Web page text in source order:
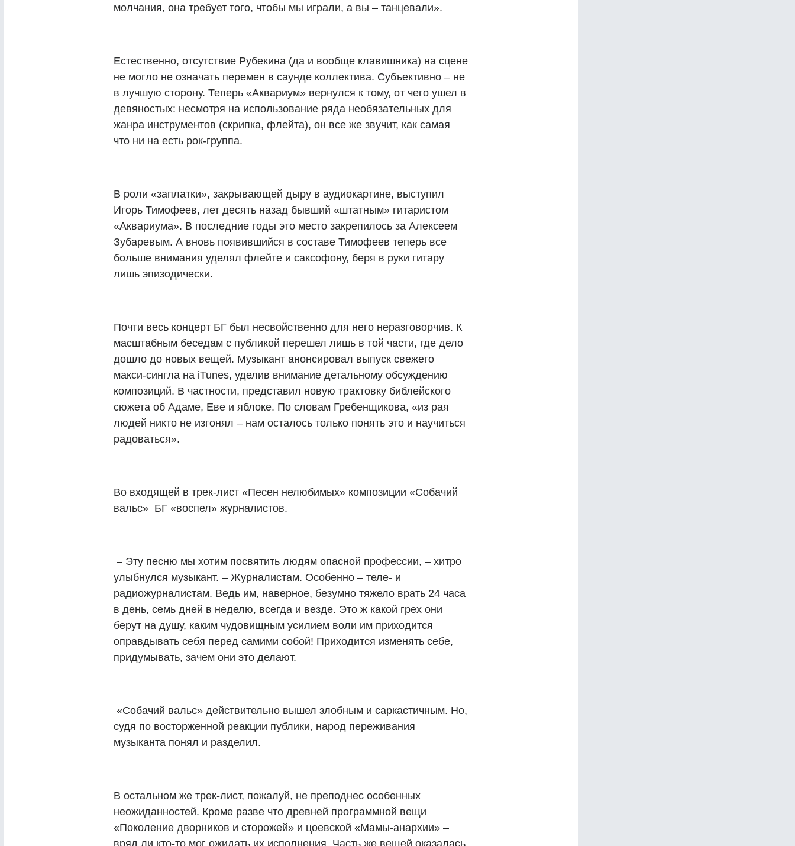
молчания, она требует того, чтобы мы играли, а вы – танцевали».
Естественно, отсутствие Рубекина (да и вообще клавишника) на сцене
не могло не означать перемен в саунде коллектива. Субъективно – не
в лучшую сторону. Теперь «Аквариум» вернулся к тому, от чего ушел в
девяностых: несмотря на использование ряда необязательных для
жанра инструментов (скрипка, флейта), он все же звучит, как самая
что ни на есть рок-группа.
В роли «заплатки», закрывающей дыру в аудиокартине, выступил
Игорь Тимофеев, лет десять назад бывший «штатным» гитаристом
«Аквариума». В последние годы это место закрепилось за Алексеем
Зубаревым. А вновь появившийся в составе Тимофеев теперь все
больше внимания уделял флейте и саксофону, беря в руки гитару
лишь эпизодически.
Почти весь концерт БГ был несвойственно для него неразговорчив. К
масштабным беседам с публикой перешел лишь в той части, где дело
дошло до новых вещей. Музыкант анонсировал выпуск свежего
макси-сингла на iTunes, уделив внимание детальному обсуждению
композиций. В частности, представил новую трактовку библейского
сюжета об Адаме, Еве и яблоке. По словам Гребенщикова, «из рая
людей никто не изгонял – нам осталось только понять это и научиться
радоваться».
Во входящей в трек-лист «Песен нелюбимых» композиции «Собачий
вальс» БГ «воспел» журналистов.
– Эту песню мы хотим посвятить людям опасной профессии, – хитро
улыбнулся музыкант. – Журналистам. Особенно – теле- и
радиожурналистам. Ведь им, наверное, безумно тяжело врать 24 часа
в день, семь дней в неделю, всегда и везде. Это ж какой грех они
берут на душу, каким чудовищным усилием воли им приходится
оправдывать себя перед самими собой! Приходится изменять себе,
придумывать, зачем они это делают.
«Собачий вальс» действительно вышел злобным и саркастичным. Но,
судя по восторженной реакции публики, народ переживания
музыканта понял и разделил.
В остальном же трек-лист, пожалуй, не преподнес особенных
неожиданностей. Кроме разве что древней программной вещи
«Поколение дворников и сторожей» и цоевской «Мамы-анархии» –